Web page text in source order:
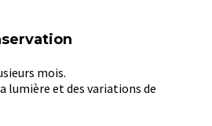
mois.
lumière et des variations de